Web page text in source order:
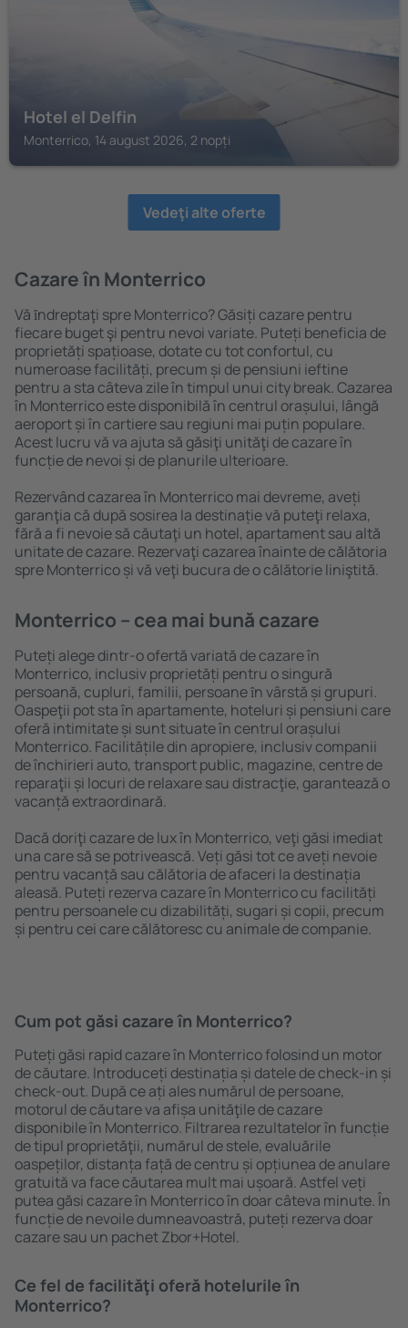
Hotel el Delfin
Monterrico, 14 august 2026, 2 nopți
Vedeţi alte oferte
Cazare în Monterrico
Vă ȋndreptaţi spre Monterrico? Găsiți cazare pentru
fiecare buget şi pentru nevoi variate. Puteți beneficia de
proprietăți spațioase, dotate cu tot confortul, cu
numeroase facilități, precum și de pensiuni ieftine
pentru a sta câteva zile în timpul unui city break. Cazarea
în Monterrico este disponibilă în centrul orașului, lângă
aeroport și în cartiere sau regiuni mai puțin populare.
Acest lucru vă va ajuta să găsiţi unităţi de cazare în
funcție de nevoi și de planurile ulterioare.
Rezervând cazarea în Monterrico mai devreme, aveți
garanţia că după sosirea la destinație vă puteţi relaxa,
fără a fi nevoie să căutaţi un hotel, apartament sau altă
unitate de cazare. Rezervaţi cazarea înainte de călătoria
spre Monterrico și vă veţi bucura de o călătorie liniştită.
Monterrico – cea mai bună cazare
Puteți alege dintr-o ofertă variată de cazare în
Monterrico, inclusiv proprietăți pentru o singură
persoană, cupluri, familii, persoane ȋn vârstă și grupuri.
Oaspeţii pot sta în apartamente, hoteluri și pensiuni care
oferă intimitate și sunt situate în centrul orașului
Monterrico. Facilitățile din apropiere, inclusiv companii
de închirieri auto, transport public, magazine, centre de
reparaţii și locuri de relaxare sau distracţie, garantează o
vacanță extraordinară.
Dacă doriţi cazare de lux în Monterrico, veţi găsi imediat
una care să se potrivească. Veți găsi tot ce aveți nevoie
pentru vacanță sau călătoria de afaceri la destinația
aleasă. Puteți rezerva cazare în Monterrico cu facilități
pentru persoanele cu dizabilități, sugari și copii, precum
și pentru cei care călătoresc cu animale de companie.
Cum pot găsi cazare în Monterrico?
Puteți găsi rapid cazare în Monterrico folosind un motor
de căutare. Introduceți destinația și datele de check-in și
check-out. După ce ați ales numărul de persoane,
motorul de căutare va afișa unităţile de cazare
disponibile în Monterrico. Filtrarea rezultatelor în funcție
de tipul proprietăţii, numărul de stele, evaluările
oaspeților, distanța față de centru și opțiunea de anulare
gratuită va face căutarea mult mai ușoară. Astfel veți
putea găsi cazare în Monterrico în doar câteva minute. În
funcție de nevoile dumneavoastră, puteți rezerva doar
cazare sau un pachet Zbor+Hotel.
Ce fel de facilităţi oferă hotelurile în
Monterrico?